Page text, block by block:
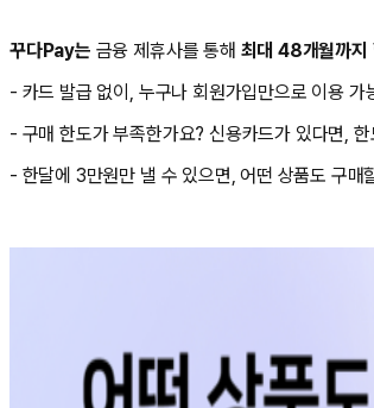
꾸다Pay는 금융 제휴사를 통해 최대 48개월까지
- 카드 발급 없이, 누구나 회원가입만으로 이용 가
- 구매 한도가 부족한가요? 신용카드가 있다면,
- 한달에 3만원만 낼 수 있으면, 어떤 상품도 구매